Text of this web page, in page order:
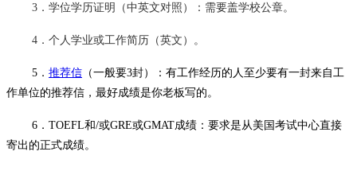
3．学位学历证明（中英文对照）：需要盖学校公章。
4．个人学业或工作简历（英文）。
5． 推荐信 （一般要3封）：有工作经历的人至少要有一封来自工
作单位的推荐信，最好成绩是你老板写的。
6．TOEFL和/或GRE或GMAT成绩：要求是从美国考试中心直接
寄出的正式成绩。